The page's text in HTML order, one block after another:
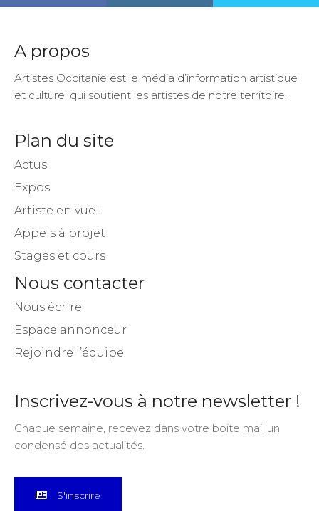
A propos
Artistes Occitanie est le média d’information artistique
et culturel qui soutient les artistes de notre territoire.
Plan du site
Actus
Expos
Artiste en vue !
Appels à projet
Stages et cours
Nous contacter
Nous écrire
Espace annonceur
Rejoindre l’équipe
Inscrivez-vous à notre newsletter !
Chaque semaine, recevez dans votre boite mail un
condensé des actualités.
S'inscrire